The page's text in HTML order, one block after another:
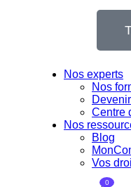
Nos experts
Nos
Centre
Nos
Blog
Vos
0